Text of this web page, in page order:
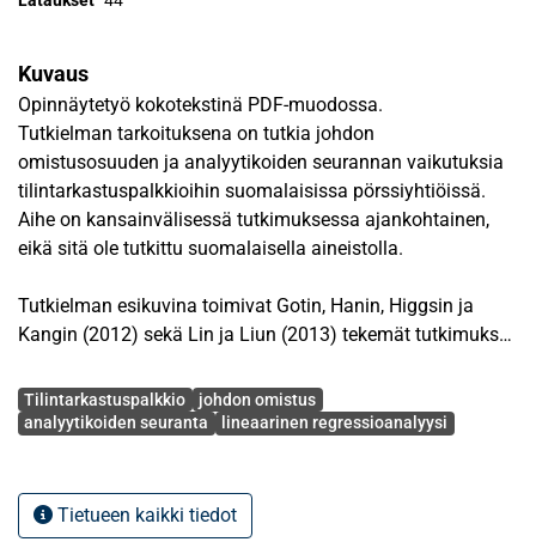
Kuvaus
Opinnäytetyö kokotekstinä PDF-muodossa.
Tutkielman tarkoituksena on tutkia johdon
omistusosuuden ja analyytikoiden seurannan vaikutuksia
tilintarkastuspalkkioihin suomalaisissa pörssiyhtiöissä.
Aihe on kansainvälisessä tutkimuksessa ajankohtainen,
eikä sitä ole tutkittu suomalaisella aineistolla.
Tutkielman esikuvina toimivat Gotin, Hanin, Higgsin ja
Kangin (2012) sekä Lin ja Liun (2013) tekemät tutkimukset,
sekä analyytikoiden seurannan vaikutus
tilintarkastuspalkkioihin. Esimerkkitutkimukset ovat
mainituissa artikkeleissa käytettyjen tutkimushypoteesien
pohjalta.
Avainsanat
Tilintarkastuspalkkio
johdon omistus
analyytikoiden seuranta
lineaarinen regressioanalyysi
Tietueen kaikki tiedot